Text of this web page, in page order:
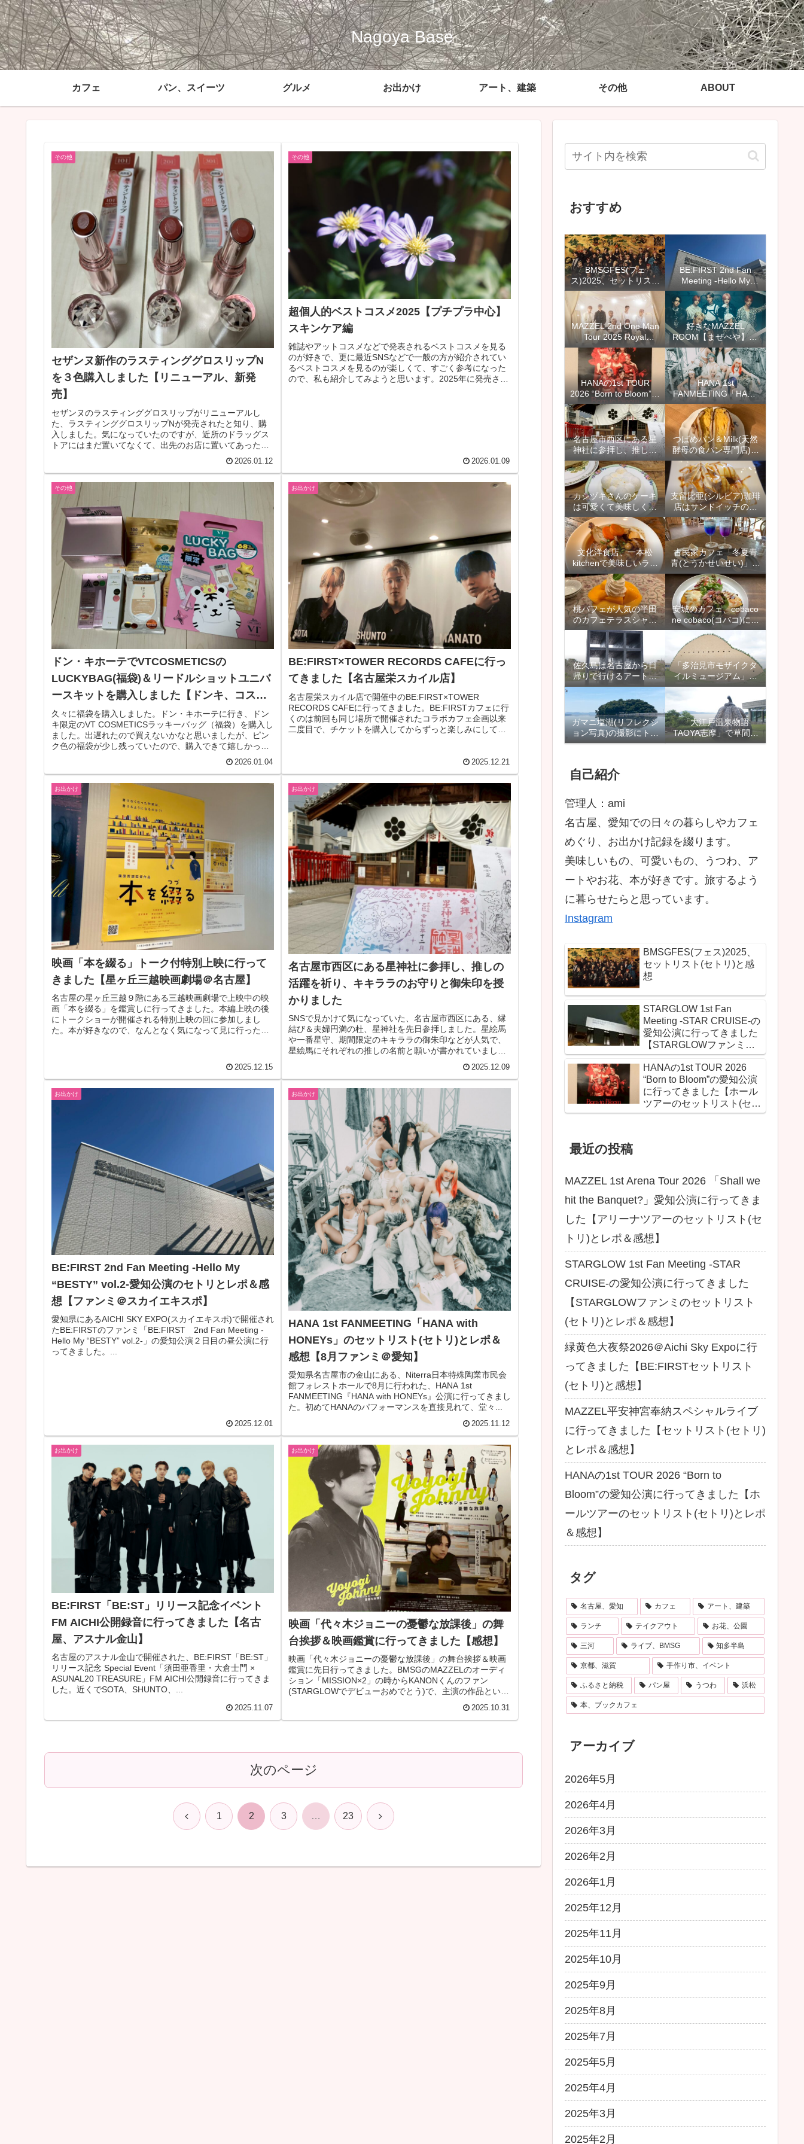
Nagoya Base
カフェ パン、スイーツ グルメ お出かけ アート、建築 その他 ABOUT
その他
セザンヌ新作のラスティンググロスリップN
を３色購入しました【リニューアル、新発
売】
セザンヌのラスティンググロスリップがリニューアルし
た、ラスティンググロスリップNが発売されたと知り、購
入しました。気になっていたのですが、近所のドラッグス
トアにはまだ置いてなくて、出先のお店に置いてあったの
2026.01.12
その他
超個人的ベストコスメ2025【プチプラ中心】
スキンケア編
雑誌やアットコスメなどで発表されるベストコスメを見る
のが好きで、更に最近SNSなどで一般の方が紹介されてい
るベストコスメを見るのが楽しくて、すごく参考になった
ので、私も紹介してみようと思います。2025年に発売され
2026.01.09
その他
ドン・キホーテでVTCOSMETICSの
LUCKYBAG(福袋)＆リードルショットユニバ
ースキットを購入しました【ドンキ、コスメ
福袋】
久々に福袋を購入しました。ドン・キホーテに行き、ドン
キ限定のVT COSMETICSラッキーバッグ（福袋）を購入し
ました。出遅れたので買えないかなと思いましたが、ピン
ク色の福袋が少し残っていたので、購入できて嬉しかった
2026.01.04
お出かけ
BE:FIRST×TOWER RECORDS CAFEに行っ
てきました【名古屋栄スカイル店】
名古屋栄スカイル店で開催中のBE:FIRST×TOWER
RECORDS CAFEに行ってきました。BE:FIRSTカフェに行
くのは前回も同じ場所で開催されたコラボカフェ企画以来
二度目で、チケットを購入してからずっと楽しみにしてい
2025.12.21
お出かけ
映画「本を綴る」トーク付特別上映に行って
きました【星ヶ丘三越映画劇場＠名古屋】
名古屋の星ヶ丘三越９階にある三越映画劇場で上映中の映
画「本を綴る」を鑑賞しに行ってきました。本編上映の後
にトークショーが開催される特別上映の回に参加しまし
た。本が好きなので、なんとなく気になって見に行った映
2025.12.15
お出かけ
名古屋市西区にある星神社に参拝し、推しの
活躍を祈り、キキララのお守りと御朱印を授
かりました
SNSで見かけて気になっていた、名古屋市西区にある、縁
結び＆夫婦円満の杜、星神社を先日参拝しました。星絵馬
や一番星守、期間限定のキキララの御朱印などが人気で、
星絵馬にそれぞれの推しの名前と願いが書かれていまし
2025.12.09
お出かけ
BE:FIRST 2nd Fan Meeting -Hello My
“BESTY” vol.2-愛知公演のセトリとレポ＆感
想【ファンミ＠スカイエキスポ】
愛知県にあるAICHI SKY EXPO(スカイエキスポ)で開催され
たBE:FIRSTのファンミ「BE:FIRST 2nd Fan Meeting -
Hello My “BESTY” vol.2-」の愛知公演２日目の昼公演に行
ってきました。...
2025.12.01
お出かけ
HANA 1st FANMEETING「HANA with
HONEYs」のセットリスト(セトリ)とレポ＆
感想【8月ファンミ＠愛知】
愛知県名古屋市の金山にある、Niterra⽇本特殊陶業市⺠会
館フォレストホールで8月に行われた、HANA 1st
FANMEETING『HANA with HONEYs』公演に行ってきまし
た。初めてHANAのパフォーマンスを直接見れて、堂々...
2025.11.12
お出かけ
BE:FIRST「BE:ST」リリース記念イベント
FM AICHI公開録音に行ってきました【名古
屋、アスナル金山】
名古屋のアスナル金山で開催された、BE:FIRST「BE:ST」
リリース記念 Special Event「須田亜香里・大倉士門 ×
ASUNAL20 TREASURE」FM AICHI公開録音に行ってきま
した。近くでSOTA、SHUNTO、...
2025.11.07
お出かけ
映画「代々木ジョニーの憂鬱な放課後」の舞
台挨拶＆映画鑑賞に行ってきました【感想】
映画「代々木ジョニーの憂鬱な放課後」の舞台挨拶＆映画
鑑賞に先日行ってきました。BMSGのMAZZELのオーディ
ション「MISSION×2」の時からKANONくんのファン
(STARGLOWでデビューおめでとう)で、主演の作品という
2025.10.31
次のページ
前 1 2 3 … 23 次
おすすめ
BMSGFES(フェ
ス)2025、セットリスト
(セトリ)と感想
BE:FIRST 2nd Fan
Meeting -Hello My
“BESTY” vol.2-愛知公演
のセトリとレポ＆感想
【ファンミ＠スカイエ
キスポ】
MAZZEL 2nd One Man
Tour 2025 Royal
Straight Flush セット
リスト(セトリ)と感想、
レポ
好きなMAZZEL
ROOM【まぜべや】12
選＆カイセイさんぽや
AAA出演のドッキリ回
もおすすめ
HANAの1st TOUR
2026 “Born to Bloom”の
愛知公演に行ってきま
した【ホールツアーの
セットリスト(セトリ)と
レポ＆感想】
HANA 1st
FANMEETING「HANA
with HONEYs」のセッ
トリスト(セトリ)とレポ
＆感想【8月ファンミ＠
愛知】
名古屋市西区にある星
神社に参拝し、推しの
活躍を祈り、キキララ
のお守りと御朱印を授
かりました
つばめパン＆Milk(天然
酵母の食パン専門店)神
の倉店でオムレツサン
ド＆フレンチトースト
【名古屋市緑区】
カシヅキさんのケーキ
は可愛くて美味しくて
おすすめ【2021年1月
名古屋市天白区にオー
プン】
支留比亜(シルビア)珈琲
店はサンドイッチのメ
ニューが豊富で、モー
ニングもランチもおす
すめ
文化洋食店、一本松
kitchenで美味しいラン
チを頂きました【名古
屋市天白区、植田本
町】
古民家カフェ「冬夏青
青(とうかせいせい)」に
行ってきました【西尾
市吉良町、上横須賀駅
近く】
桃パフェが人気の半田
のカフェテラスシャン
ドールに行ってきまし
た【愛知県半田市】
安城のカフェ、cobaco
ne cobaco(コバコ)にラ
ンチに行ってきました
【愛知県安城市】
佐久島は名古屋から日
帰りで行けるアートの
島で、家族旅行やデー
ト、観光にもおすすめ
【愛知県】
「多治見市モザイクタ
イルミュージアム」は
雨の日も楽しめるイン
スタ映えスポット
ガマニ塩湖(リフレクシ
ョン写真)の撮影にトラ
イしたり、竹島周辺を
「大江戸温泉物語
TAOYA志摩」で草間彌
生さんの「南瓜」に出
自己紹介
管理人：ami
名古屋、愛知での日々の暮らしやカフェ
めぐり、お出かけ記録を綴ります。
美味しいもの、可愛いもの、うつわ、ア
ートやお花、本が好きです。旅するよう
に暮らせたらと思っています。
Instagram
BMSGFES(フェス)2025、
セットリスト(セトリ)と感
想
STARGLOW 1st Fan
Meeting -STAR CRUISE-の
愛知公演に行ってきました
【STARGLOWファンミの
セットリスト(セトリ)とレ
ポ＆感想】
HANAの1st TOUR 2026
“Born to Bloom”の愛知公演
に行ってきました【ホール
ツアーのセットリスト(セト
リ)とレポ＆感想】
最近の投稿
MAZZEL 1st Arena Tour 2026 「Shall we
hit the Banquet?」愛知公演に行ってきま
した【アリーナツアーのセットリスト(セ
トリ)とレポ＆感想】
STARGLOW 1st Fan Meeting -STAR
CRUISE-の愛知公演に行ってきました
【STARGLOWファンミのセットリスト
(セトリ)とレポ＆感想】
緑黄色大夜祭2026＠Aichi Sky Expoに行
ってきました【BE:FIRSTセットリスト
(セトリ)と感想】
MAZZEL平安神宮奉納スペシャルライブ
に行ってきました【セットリスト(セトリ)
とレポ＆感想】
HANAの1st TOUR 2026 “Born to
Bloom”の愛知公演に行ってきました【ホ
ールツアーのセットリスト(セトリ)とレポ
＆感想】
タグ
名古屋、愛知 カフェ アート、建築
ランチ テイクアウト お花、公園
三河 ライブ、BMSG 知多半島
京都、滋賀 手作り市、イベント
ふるさと納税 パン屋 うつわ 浜松
本、ブックカフェ
アーカイブ
2026年5月
2026年4月
2026年3月
2026年2月
2026年1月
2025年12月
2025年11月
2025年10月
2025年9月
2025年8月
2025年7月
2025年5月
2025年4月
2025年3月
2025年2月